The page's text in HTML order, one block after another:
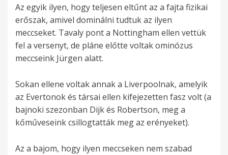
Az egyik ilyen, hogy teljesen eltűnt az a fajta fizikai
erőszak, amivel dominálni tudtuk az ilyen
meccseket. Tavaly pont a Nottingham ellen vettük
fel a versenyt, de pláne előtte voltak ominózus
meccseink Jürgen alatt.
Sokan ellene voltak annak a Liverpoolnak, amelyik
az Evertonok és társai ellen kifejezetten fasz volt (a
bajnoki szezonban Dijk és Robertson, meg a
kőműveseink csillogtatták meg az erényeket).
Az a bajom, hogy ilyen meccseken nem szabad